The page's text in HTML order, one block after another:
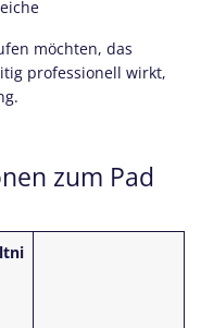
möchten, das
professionell wirkt,
zum Pad